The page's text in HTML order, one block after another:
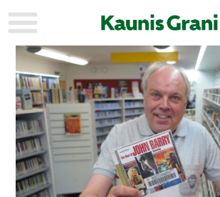
KAUPUNKI
STADEN
AJANKOHTAISTA
AKTUELLT
URHEILU
IDROTT
KULTTUURI
KULTUR
HISTORIA
HISTORIA
YLEINEN
ALLMÄN